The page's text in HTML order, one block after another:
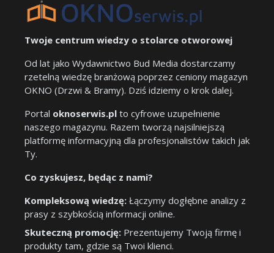
Twoje centrum wiedzy o stolarce otworowej
Od lat jako Wydawnictwo Bud Media dostarczamy
rzetelną wiedzę branżową poprzez ceniony magazyn
OKNO (Drzwi & Bramy). Dziś idziemy o krok dalej.
Portal oknoserwis.pl to cyfrowe uzupełnienie
naszego magazynu. Razem tworzą najsilniejszą
platformę informacyjną dla profesjonalistów takich jak
Ty.
Co zyskujesz, będąc z nami?
Kompleksową wiedzę: Łączymy dogłębne analizy z
prasy z szybkością informacji online.
Skuteczną promocję: Prezentujemy Twoją firmę i
produkty tam, gdzie są Twoi klienci.